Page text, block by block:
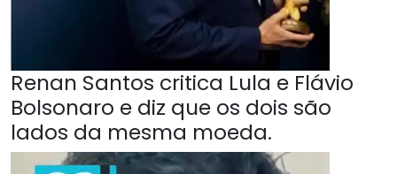
Renan Santos critica Lula e Flávio
Bolsonaro e diz que os dois são
lados da mesma moeda.